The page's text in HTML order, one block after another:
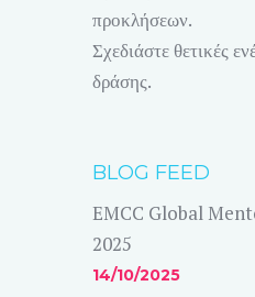
προκλήσεων.
Σχεδιάστε θετικές
δράσης.
BLOG FEED
EMCC Global
2025
14/10/2025